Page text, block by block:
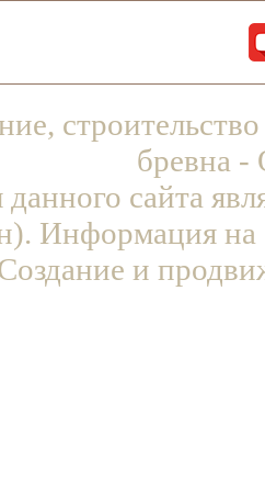
бревна
сайта
Информация на
и